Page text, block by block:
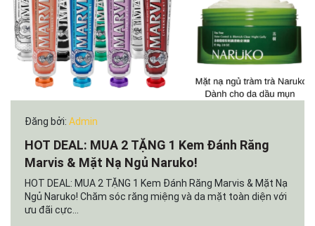
Đăng bởi: Admin
HOT DEAL: MUA 2 TẶNG 1 Kem Đánh Răng
Marvis & Mặt Nạ Ngủ Naruko!
HOT DEAL: MUA 2 TẶNG 1 Kem Đánh Răng Marvis & Mặt Nạ
Ngủ Naruko! Chăm sóc răng miệng và da mặt toàn diện với
ưu đãi cực...